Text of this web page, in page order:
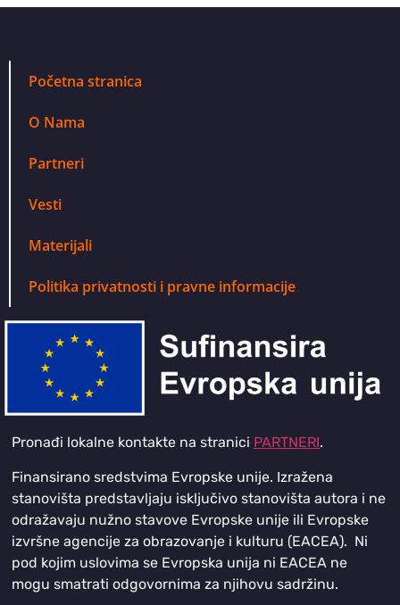
Početna stranica
O Nama
Partneri
Vesti
Materijali
Politika privatnosti i pravne informacije
Pronađi lokalne kontakte na stranici PARTNERI.
Finansirano sredstvima Evropske unije. Izražena
stanovišta predstavljaju isključivo stanovišta autora i ne
odražavaju nužno stavove Evropske unije ili Evropske
izvršne agencije za obrazovanje i kulturu (EACEA). Ni
pod kojim uslovima se Evropska unija ni EACEA ne
mogu smatrati odgovornima za njihovu sadržinu.